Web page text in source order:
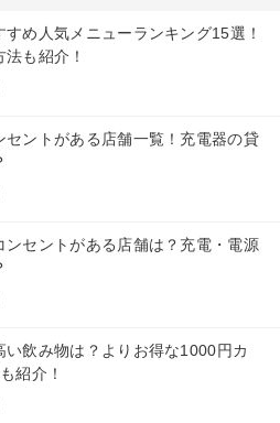
すめ人気メニューランキング15選！
も紹介！
セントがある店舗一覧！充電器の貸
ンセントがある店舗は？充電・電源
い飲み物は？よりお得な1000円カ
紹介！